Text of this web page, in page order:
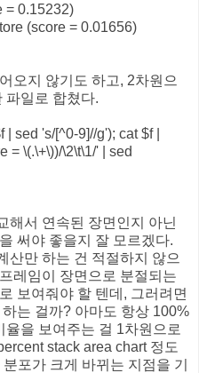
= 0.15232)
(score = 0.01656)
오지 않기도 하고, 2차원으
파일로 합쳤다.
sed 's/[^0-9]//g'); cat $f |
= \(.\+\))/\2\t\1/' | sed
해서 연속된 장면인지 아닌
써야 좋을지 잘 모르겠다.
산만 하는 건 적절하지 않으
레임이 장면으로 분절되는
보여줘야 할 텐데, 그러려면
는 걸까? 아마도 항상 100%
을 보여주는 걸 1차원으로
stack area chart 정도
포가 크게 바뀌는 지점을 기